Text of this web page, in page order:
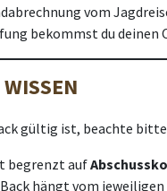
vom
bekommst du deinen
gültig ist, beachte
begrenzt auf
Back hängt vom